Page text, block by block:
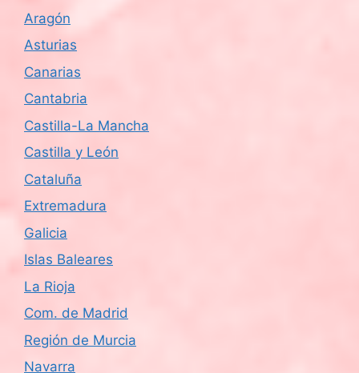
Aragón
Asturias
Canarias
Cantabria
Castilla-La Mancha
Castilla y León
Cataluña
Extremadura
Galicia
Islas Baleares
La Rioja
Com. de Madrid
Región de Murcia
Navarra